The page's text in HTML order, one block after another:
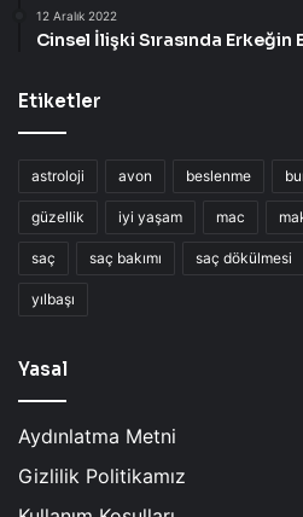
12 Aralık 2022
Cinsel İlişki Sırasında Erkeğin
Etiketler
astroloji avon beslenme
güzellik iyi yaşam mac
saç saç bakımı saç dökülmesi
yılbaşı
Yasal
Aydınlatma Metni
Gizlilik Politikamız